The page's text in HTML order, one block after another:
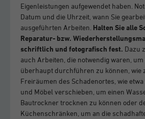
Eigenleistungen aufgewendet haben.
Datum und die Uhrzeit, wann Sie
ausgeführten Arbeiten. Halten Sie alle
Reparatur- bzw.
schriftlich und fotografisch fest. Dazu
auch Arbeiten, die notwendig waren,
überhaupt durchführen zu können, wie
Freiräumen des Schadenortes, wie
und Möbel verschieben, um einen
Bautrockner trocknen zu können oder
Küchenschränken, um an die